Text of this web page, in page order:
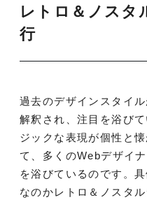
レトロ＆ノスタ
行
過去のデザインスタイ
解釈され、注目を浴び
ジックな表現が個性と
て、多くのWebデザイ
を浴びているのです。
なのかレトロ＆ノスタ